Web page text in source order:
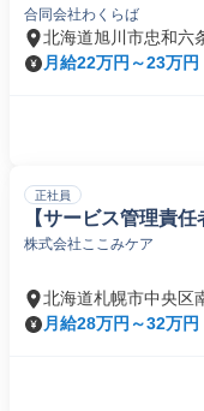
合同会社わくらば
北海道旭川市忠和六
月給22万円～23万円
正社員
【サービス管理責
株式会社ここみケア
北海道札幌市中央区
月給28万円～32万円